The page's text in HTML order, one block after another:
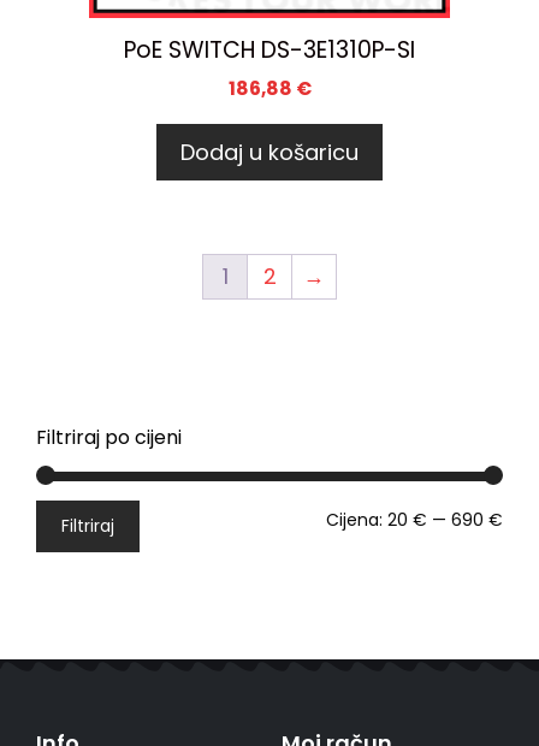
PoE SWITCH DS-3E1310P-SI
186,88 €
Dodaj u košaricu
1 2 →
Filtriraj po cijeni
Filtriraj Cijena: 20 € — 690 €